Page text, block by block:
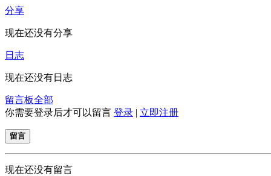
分享
现在还没有分享
日志
现在还没有日志
留言板全部
你需要登录后才可以留言 登录 | 立即注册
留言
现在还没有留言